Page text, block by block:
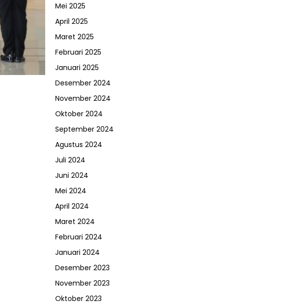
Mei 2025
April 2025
Maret 2025
Februari 2025
Januari 2025
Desember 2024
November 2024
Oktober 2024
September 2024
Agustus 2024
Juli 2024
Juni 2024
Mei 2024
April 2024
Maret 2024
Februari 2024
Januari 2024
Desember 2023
November 2023
Oktober 2023